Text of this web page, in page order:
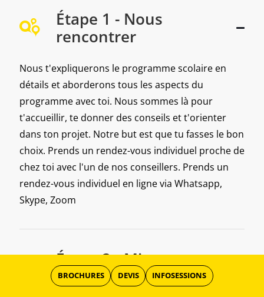
Étape 1 - Nous
rencontrer
Nous t'expliquerons le programme scolaire en
détails et aborderons tous les aspects du
programme avec toi. Nous sommes là pour
t'accueillir, te donner des conseils et t'orienter
dans ton projet. Notre but est que tu fasses le bon
choix. Prends un rendez-vous individuel proche de
chez toi avec l'un de nos conseillers. Prends un
rendez-vous individuel en ligne via Whatsapp,
Skype, Zoom
Étape 2 - Mieux te
connaître
BROCHURES DEVIS INFOSESSIONS